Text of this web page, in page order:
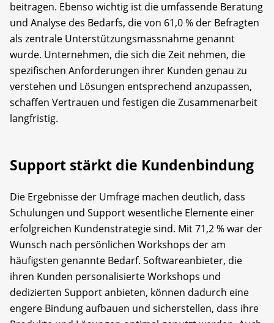
beitragen. Ebenso wichtig ist die umfassende Beratung
und Analyse des Bedarfs, die von 61,0 % der Befragten
als zentrale Unterstützungsmassnahme genannt
wurde. Unternehmen, die sich die Zeit nehmen, die
spezifischen Anforderungen ihrer Kunden genau zu
verstehen und Lösungen entsprechend anzupassen,
schaffen Vertrauen und festigen die Zusammenarbeit
langfristig.
Support stärkt die Kundenbindung
Die Ergebnisse der Umfrage machen deutlich, dass
Schulungen und Support wesentliche Elemente einer
erfolgreichen Kundenstrategie sind. Mit 71,2 % war der
Wunsch nach persönlichen Workshops der am
häufigsten genannte Bedarf. Softwareanbieter, die
ihren Kunden personalisierte Workshops und
dedizierten Support anbieten, können dadurch eine
engere Bindung aufbauen und sicherstellen, dass ihre